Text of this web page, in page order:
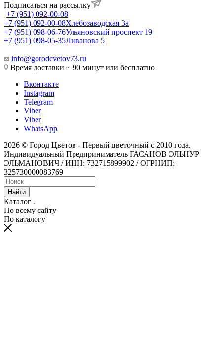
Подписаться на рассылку
+7 (951) 092-00-08
+7 (951) 092-00-08Хлебозаводская 3а
+7 (951) 098-06-76Ульяновский проспект 19
+7 (951) 098-05-35Ливанова 5
info@gorodcvetov73.ru
Время доставки ~ 90 минут или бесплатно
Вконтакте
Instagram
Telegram
Viber
Viber
WhatsApp
2026 © Город Цветов - Первый цветочный с 2010 года.
Индивидуальный Предприниматель ГАСАНОВ ЭЛЬНУР
ЭЛЬМАНОВИЧ / ИНН: 732715899902 / ОГРНИП:
325730000083769
Найти
Каталог
По всему сайту
По каталогу